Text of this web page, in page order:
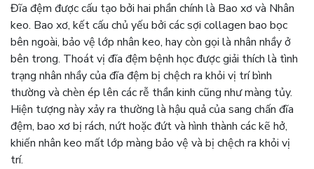
Đĩa đệm được cấu tạo bởi hai phần chính là Bao xơ và Nhân
keo. Bao xơ, kết cấu chủ yếu bởi các sợi collagen bao bọc
bên ngoài, bảo vệ lớp nhân keo, hay còn gọi là nhân nhầy ở
bên trong. Thoát vị đĩa đệm bệnh học được giải thích là tình
trạng nhân nhầy của đĩa đệm bị chệch ra khỏi vị trí bình
thường và chèn ép lên các rễ thần kinh cũng như màng tủy.
Hiện tượng này xảy ra thường là hậu quả của sang chấn đĩa
đệm, bao xơ bị rách, nứt hoặc đứt và hình thành các kẽ hở,
khiến nhân keo mất lớp màng bảo vệ và bị chệch ra khỏi vị
trí.